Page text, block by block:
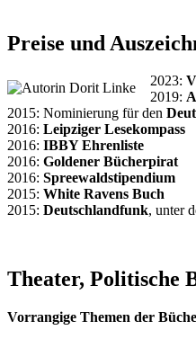
Preise und
2023:
2019:
2015: Nominierung für den
2016: Leipziger Lesekompass
2016: IBBY Ehrenliste
2016: Goldener Bücherpirat
2016: Spreewaldstipendium
2015: White Ravens Buch
2015: Deutschlandfunk, unter
Theater, Politische
Vorrangige Themen der